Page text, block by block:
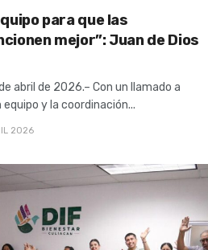
para que las
mejor”: Juan de Dios
abril de 2026.– Con un llamado a
y la coordinación...
2026